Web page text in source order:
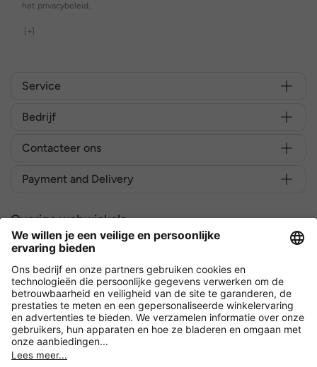
het privacybeleid.
[+]
Service
Bedrijf
Contacteer ons
Payment and Delivery
Overige webwinkels
België
Versleuteling met